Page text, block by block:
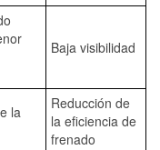
Baja visibilidad
la
Reducción de
la eficiencia de
frenado